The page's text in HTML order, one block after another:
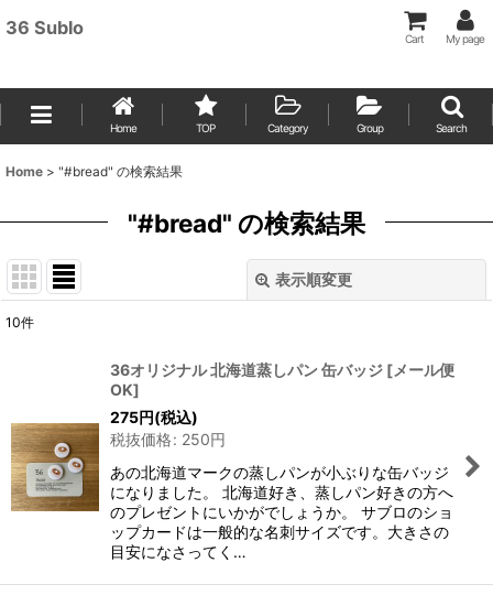
36 Sublo
Cart My page
Home TOP Category Group Search
Home > "#bread" の検索結果
"#bread" の検索結果
表示順変更
並び順:
絞り込む
10件
36オリジナル 北海道蒸しパン 缶バッジ [メール便
OK]
275円(税込)
税抜価格: 250円
あの北海道マークの蒸しパンが小ぶりな缶バッジ
になりました。 北海道好き、蒸しパン好きの方へ
のプレゼントにいかがでしょうか。 サブロのショ
ップカードは一般的な名刺サイズです。大きさの
目安になさってく…